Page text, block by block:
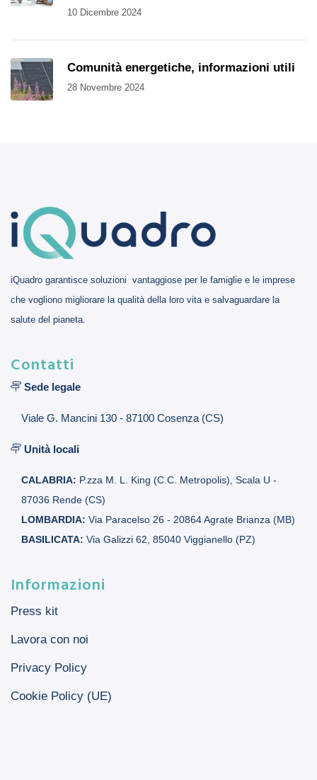
10 Dicembre 2024
Comunità energetiche, informazioni utili
28 Novembre 2024
iQuadro garantisce soluzioni vantaggiose per le famiglie e le imprese
che vogliono migliorare la qualità della loro vita e salvaguardare la
salute del pianeta.
Contatti
Sede legale
Viale G. Mancini 130 - 87100 Cosenza (CS)
Unità locali
CALABRIA: P.zza M. L. King (C.C. Metropolis), Scala U -
87036 Rende (CS)
LOMBARDIA: Via Paracelso 26 - 20864 Agrate Brianza (MB)
BASILICATA: Via Galizzi 62, 85040 Viggianello (PZ)
Informazioni
Press kit
Lavora con noi
Privacy Policy
Cookie Policy (UE)